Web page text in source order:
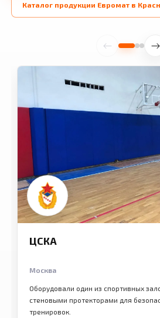
Каталог продукции Евромат в
ЦСКА
Москва
Оборудовали один из спортивных
стеновыми протекторами для
тренировок.